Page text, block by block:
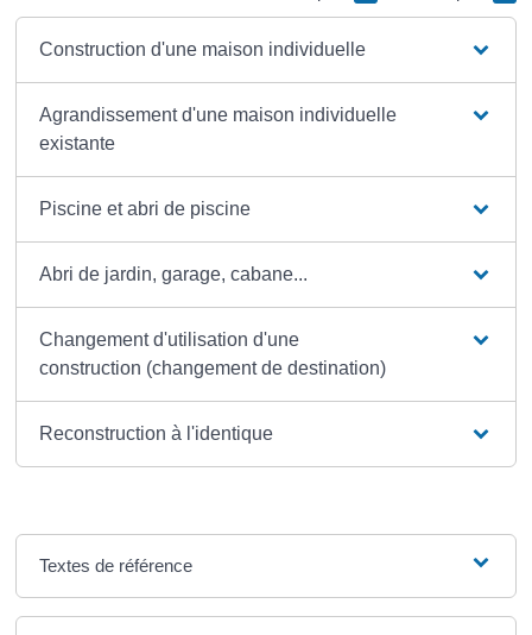
Construction d'une maison individuelle
Agrandissement d'une maison individuelle
existante
Piscine et abri de piscine
Abri de jardin, garage, cabane...
Changement d'utilisation d'une
construction (changement de destination)
Reconstruction à l'identique
Textes de référence